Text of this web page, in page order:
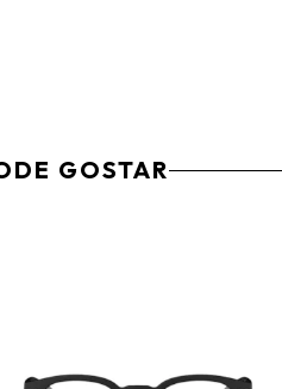
GOSTAR